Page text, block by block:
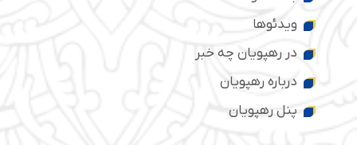
ویدئوها
در رهپویان چه خبر
درباره رهپویان
پنل رهپویان